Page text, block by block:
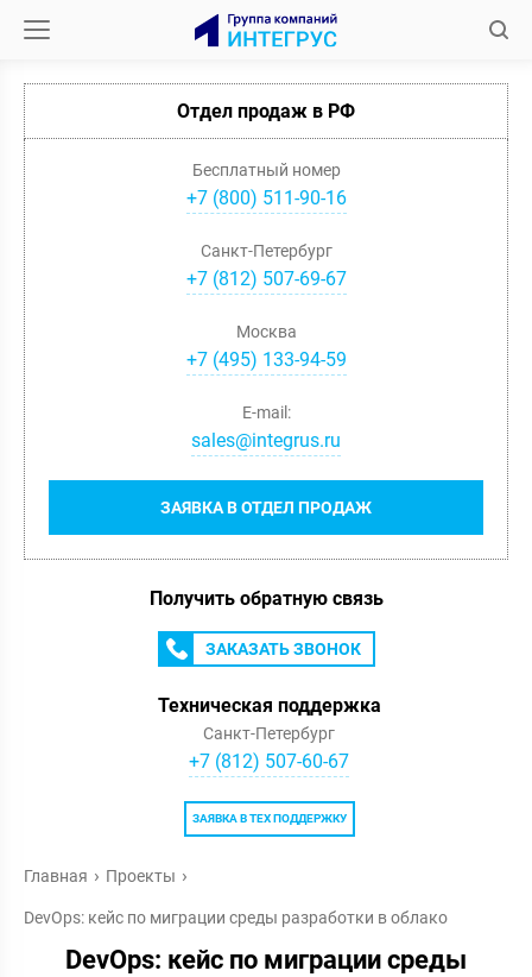
Отдел продаж в РФ
Бесплатный номер
+7 (800) 511-90-16
Санкт-Петербург
+7(812) 507-69-67
Москва
+7(495) 133-94-59
ЗАЯВКА В ОТДЕЛ ПРОДАЖ
E-mail:
sales@integrus.ru
Получить обратную связь
ЗАКАЗАТЬ ЗВОНОК
Техническая поддержка
Санкт-Петербург
+7 (812) 507-60-67
ЗАЯВКА В ТЕХ ПОДДЕРЖКУ
Главная Проекты
DevOps: кейс по миграции среды разработки в облако
DevOps: кейс по миграции среды